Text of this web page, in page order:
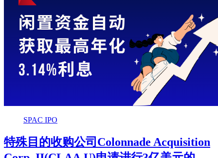
SPAC IPO
特殊目的收购公司Colonnade Acquisition